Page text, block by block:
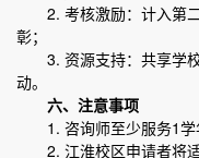
2. 考核激励：计入第
彰；
3. 资源支持：共享学
动。
六、注意事项
1. 咨询师至少服务1学
2. 江淮校区申请者将